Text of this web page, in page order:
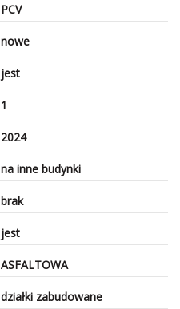
PCV
nowe
jest
1
2024
na inne budynki
brak
jest
ASFALTOWA
działki zabudowane